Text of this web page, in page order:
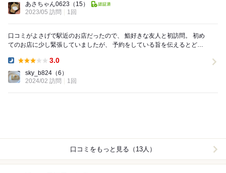
あさちゃん0623 （15）
2023/05 訪問
1回
口コミがよさげで駅近のお店だったので、 鮨好きな友人と初訪問。 初め
てのお店に少し緊張していましたが、 予約をしている旨を伝えるとどう
3.0
sky_b824 （6）
2024/02 訪問
1回
口コミをもっと見る（13人）